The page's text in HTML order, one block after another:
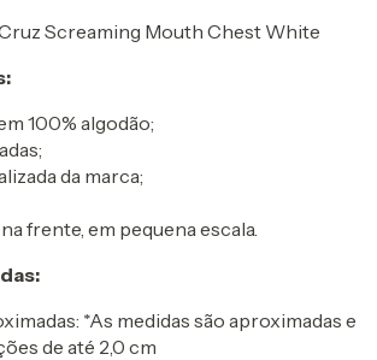
Screaming Mouth Chest White
100% algodão;
da marca;
frente, em pequena escala.
*As medidas são aproximadas e
de até 2,0 cm